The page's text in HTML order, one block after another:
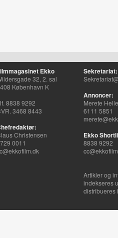
Ekko
32, 2. sal
København K
8838 9292
3468 8443
Christensen
0011
Sekretariat:
Annoncer:
Merete
6111 5851
Ekko
8838 9292
Artikler og
indekseres
distribueres